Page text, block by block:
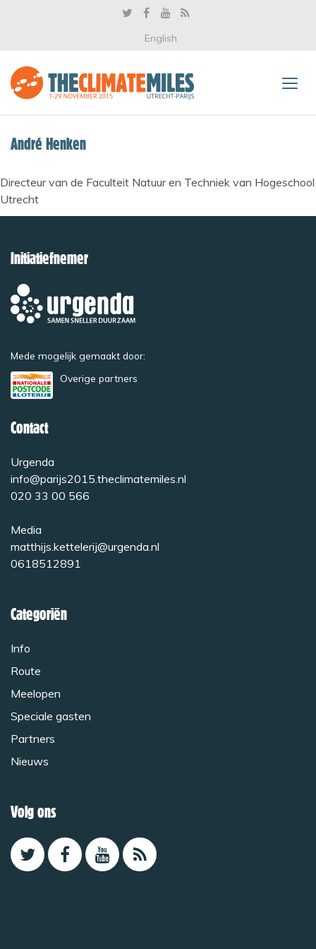
English
André Henken
Directeur van de Faculteit Natuur en Techniek van Hogeschool
Utrecht
Initiatiefnemer
Mede mogelijk gemaakt door:
Overige partners
Contact
Urgenda
info@parijs2015.theclimatemiles.nl
020 33 00 566
Media
matthijs.kettelerij@urgenda.nl
0618512891
Categoriën
Info
Route
Meelopen
Speciale gasten
Partners
Nieuws
Volg ons